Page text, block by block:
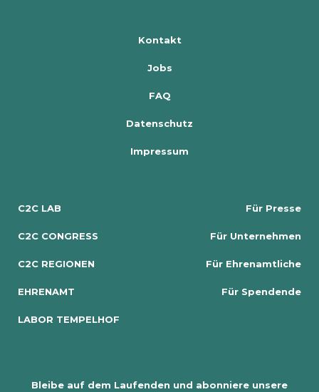
Kontakt
Jobs
FAQ
Datenschutz
Impressum
C2C LAB
C2C CONGRESS
C2C REGIONEN
EHRENAMT
LABOR TEMPELHOF
Für Presse
Für Unternehmen
Für Ehrenamtliche
Für Spendende
Bleibe auf dem Laufenden und abonniere unsere